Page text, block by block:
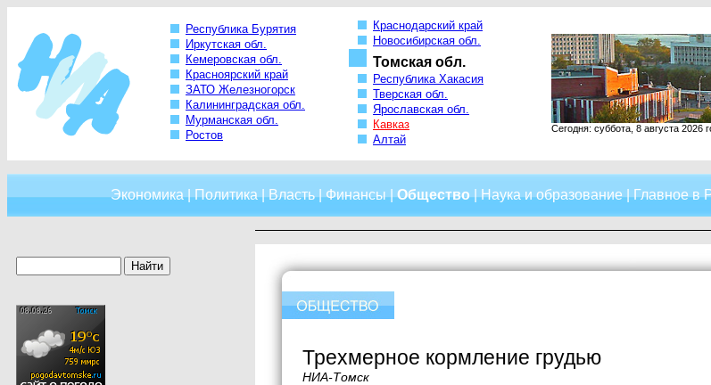
Республика Бурятия
Иркутская обл.
Кемеровская обл.
Красноярский край
ЗАТО Железногорск
Калининградская обл.
Мурманская обл.
Ростов
Краснодарский край
Новосибирская обл.
Томская обл.
Республика Хакасия
Тверская обл.
Ярославская обл.
Кавказ
Алтай
Сегодня: суббота, 8 августа 2026
Экономика|Политика|Власть|Финансы|Общество|Наука и образование|Главное в
Трехмерное кормление грудью
НИА-Томск